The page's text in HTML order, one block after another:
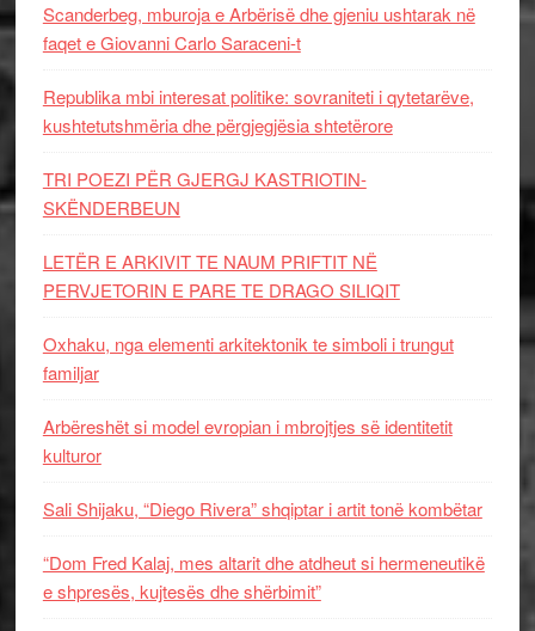
Scanderbeg, mburoja e Arbërisë dhe gjeniu ushtarak në
faqet e Giovanni Carlo Saraceni-t
Republika mbi interesat politike: sovraniteti i qytetarëve,
kushtetutshmëria dhe përgjegjësia shtetërore
TRI POEZI PËR GJERGJ KASTRIOTIN-
SKËNDERBEUN
LETËR E ARKIVIT TE NAUM PRIFTIT NË
PERVJETORIN E PARE TE DRAGO SILIQIT
Oxhaku, nga elementi arkitektonik te simboli i trungut
familjar
Arbëreshët si model evropian i mbrojtjes së identitetit
kulturor
Sali Shijaku, “Diego Rivera” shqiptar i artit tonë kombëtar
“Dom Fred Kalaj, mes altarit dhe atdheut si hermeneutikë
e shpresës, kujtesës dhe shërbimit”